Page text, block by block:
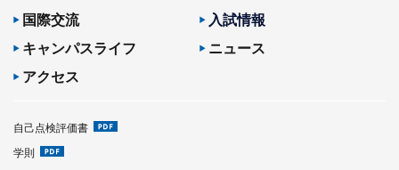
国際交流
入試情報
キャンパスライフ
ニュース
アクセス
自己点検評価書
学則